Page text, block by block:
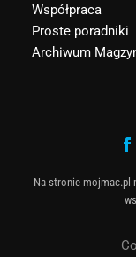
Współpraca
Proste poradniki
Archiwum
Na stronie mojmac.pl